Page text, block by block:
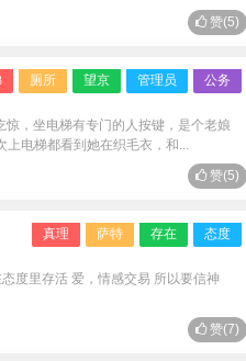
赞(5)
厕所 望京 管理员 公务
，坐电梯有专门的人按键，是个老娘
上电梯都看到她在织毛衣，和...
赞(5)
真理 萨特 存在 态度
度里存活 爱，情感交易 所以要信神
赞(7)